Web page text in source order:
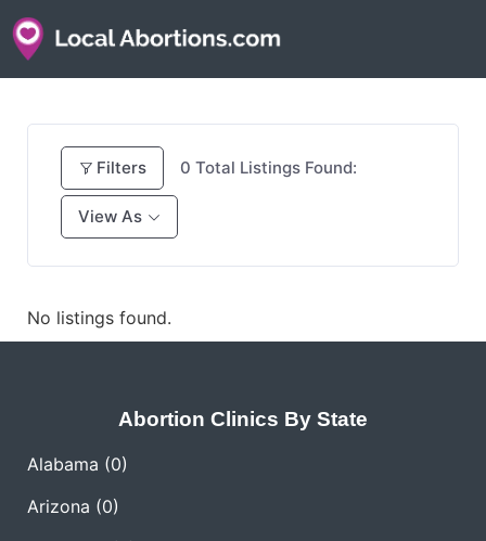
Filters 0 Total Listings Found:
View As
No listings found.
Abortion Clinics By State
Alabama (0)
Arizona (0)